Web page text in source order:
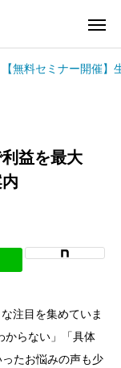
【無料セミナー開催
益を最大
注目を集めていま
からない」「具体
たお悩みの声も少